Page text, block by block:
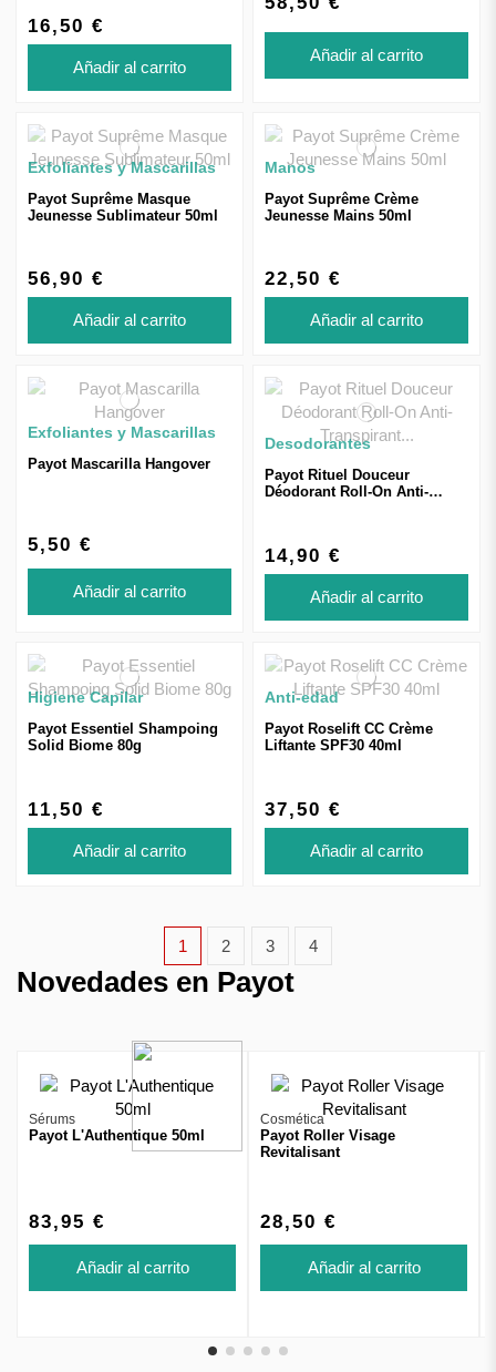
16,50 €
Añadir al carrito
Añadir al carrito
Exfoliantes y Mascarillas
Payot Suprême Masque
Jeunesse Sublimateur 50ml
56,90 €
Añadir al carrito
Manos
Payot Suprême Crème
Jeunesse Mains 50ml
22,50 €
Añadir al carrito
Exfoliantes y Mascarillas
Payot Mascarilla Hangover
5,50 €
Añadir al carrito
Desodorantes
Payot Rituel Douceur
Déodorant Roll-On Anti-
14,90 €
Añadir al carrito
Higiene Capilar
Payot Essentiel Shampoing
Solid Biome 80g
11,50 €
Añadir al carrito
Anti-edad
Payot Roselift CC Crème
Liftante SPF30 40ml
37,50 €
Añadir al carrito
1 2 3 4
Novedades en Payot
Sérums
Payot L'Authentique 50ml
83,95 €
Añadir al carrito
Cosmética
Payot Roller Visage
Revitalisant
28,50 €
Añadir al carrito